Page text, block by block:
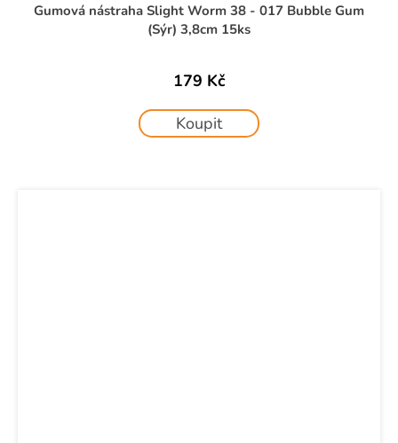
Gumová nástraha Slight Worm 38 - 017 Bubble Gum
(Sýr) 3,8cm 15ks
179 Kč
Koupit